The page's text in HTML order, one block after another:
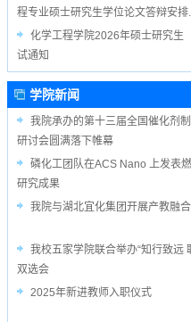
程专业硕士研究生学位论文答辩安排
化学工程学院2026年硕士研究生
试通知
学院新闻
我院承办的第十三届全国催化剂
研讨会圆满落下帷幕
磷化工团队在ACS Nano 上发表
研究成果
我院与湖北宜化集团开展产教融
我校五家学院联合举办“知行致远
双选会
2025年新进教师入职仪式